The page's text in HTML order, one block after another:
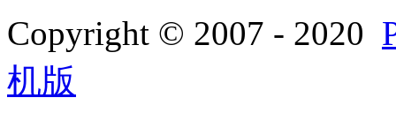
Copyright © 2007 - 2020
机版